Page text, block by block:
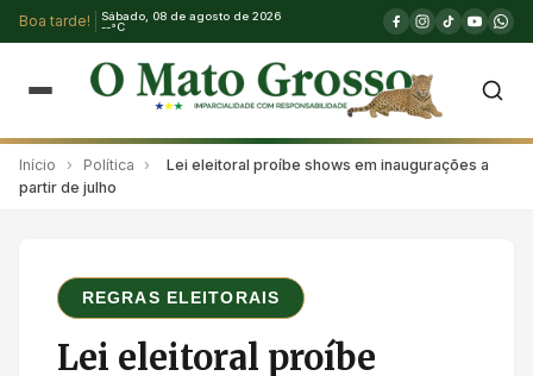
Boa tarde!
Sábado, 08 de agosto de 2026
--°C
Início › Política ›
Lei eleitoral proíbe shows em inaugurações a
partir de julho
REGRAS ELEITORAIS
Lei eleitoral proíbe